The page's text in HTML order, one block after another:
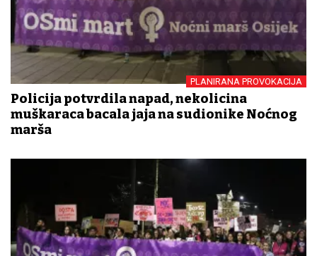
PLANIRANA PROVOKACIJA
Policija potvrdila napad, nekolicina
muškaraca bacala jaja na sudionike Noćnog
marša